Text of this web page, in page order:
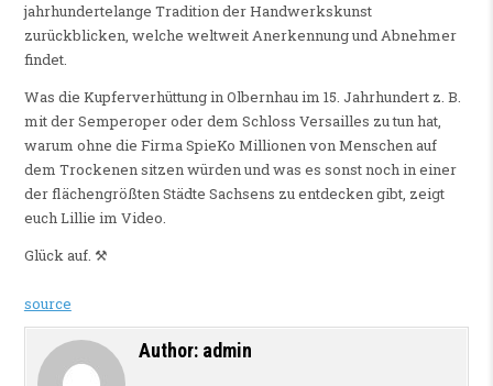
jahrhundertelange Tradition der Handwerkskunst
zurückblicken, welche weltweit Anerkennung und Abnehmer
findet.
Was die Kupferverhüttung in Olbernhau im 15. Jahrhundert z. B.
mit der Semperoper oder dem Schloss Versailles zu tun hat,
warum ohne die Firma SpieKo Millionen von Menschen auf
dem Trockenen sitzen würden und was es sonst noch in einer
der flächengrößten Städte Sachsens zu entdecken gibt, zeigt
euch Lillie im Video.
Glück auf. ⚒
source
Author: admin